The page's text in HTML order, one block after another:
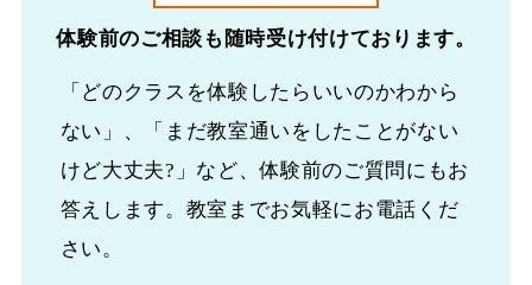
体験前のご相談も随時受け付けております。
「どのクラスを体験したらいいのかわから
ない」、「まだ教室通いをしたことがない
けど大丈夫?」など、体験前のご質問にもお
答えします。教室までお気軽にお電話くだ
さい。